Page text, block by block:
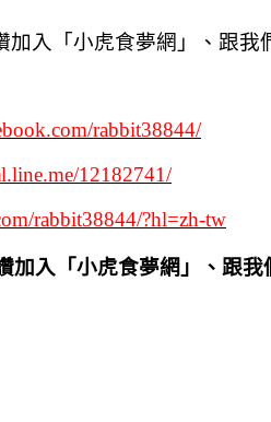
加入「小虎食夢網」、跟
rabbit38844/
12182741/
rabbit38844/?hl=zh-tw
加入「小虎食夢網」、跟